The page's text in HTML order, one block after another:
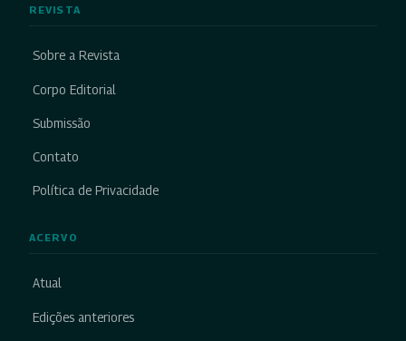
REVISTA
Sobre a Revista
Corpo Editorial
Submissão
Contato
Política de Privacidade
ACERVO
Atual
Edições anteriores